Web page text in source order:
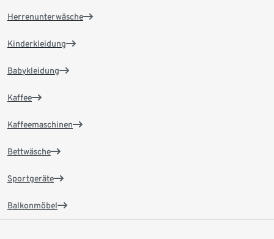
Herrenunterwäsche
Kinderkleidung
Babykleidung
Kaffee
Kaffeemaschinen
Bettwäsche
Sportgeräte
Balkonmöbel